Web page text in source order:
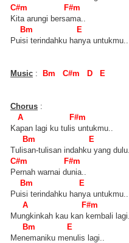
C#m F#m
Kita arungi bersama..
Bm E
Puisi terindahku hanya untukmu..
Music : Bm C#m D E
Chorus :
A F#m
Kapan lagi ku tulis untukmu..
Bm E
Tulisan-tulisan indahku yang dulu..
C#m F#m
Pernah warnai dunia..
Bm E
Puisi terindahku hanya untukmu..
A F#m
Mungkinkah kau kan kembali lagi..
Bm E
Menemaniku menulis lagi..